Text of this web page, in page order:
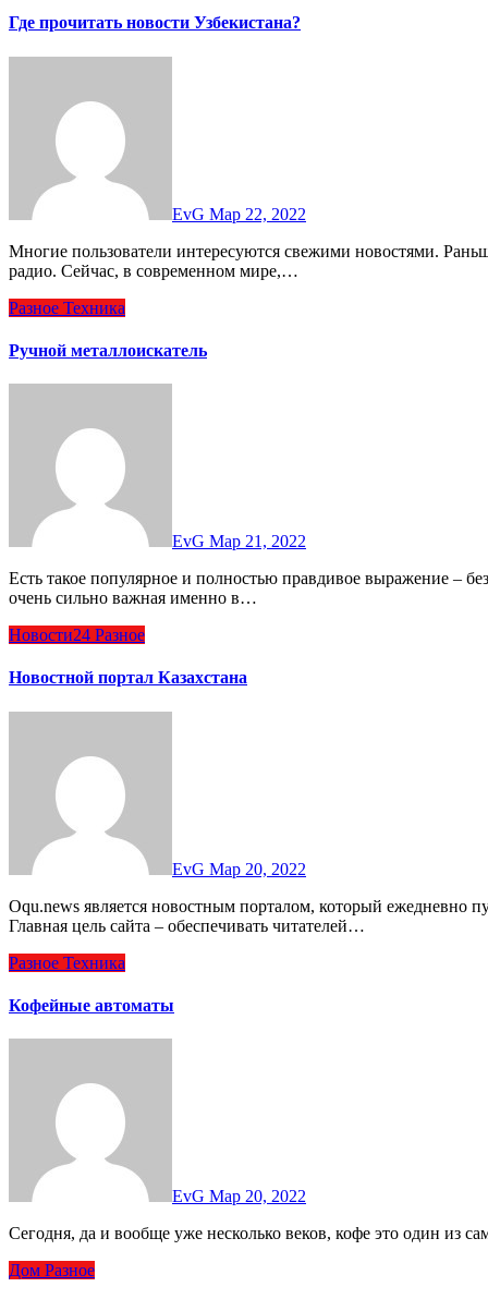
Где прочитать новости Узбекистана?
EvG Мар 22, 2022
Многие пользователи интересуются свежими новостями. Раньше это осуществлялось с помощью телевизора, газет и
радио. Сейчас, в современном мире,…
Разное Техника
Ручной металлоискатель
EvG Мар 21, 2022
Есть такое популярное и полностью правдивое выражение – безопасность превыше всего. Особенно безопасность
очень сильно важная именно в…
Новости24 Разное
Новостной портал Казахстана
EvG Мар 20, 2022
Oqu.news является новостным порталом, который ежедневно публикует только самые свежие новости Казахстана.
Главная цель сайта – обеспечивать читателей…
Разное Техника
Кофейные автоматы
EvG Мар 20, 2022
Сегодня, да и вообще уже несколько веков, кофе это один из
Дом Разное